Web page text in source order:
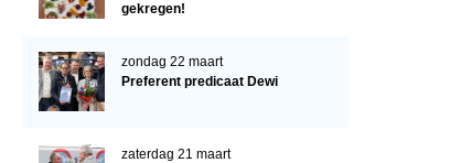
REGIO'S
Regio Noord
Bestuur Regio Noord
gekregen!
zondag 22 maart
Preferent predicaat Dewi
zaterdag 21 maart